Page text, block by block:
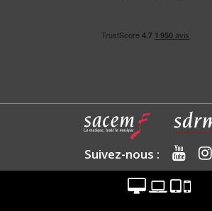
Suivez-nous :